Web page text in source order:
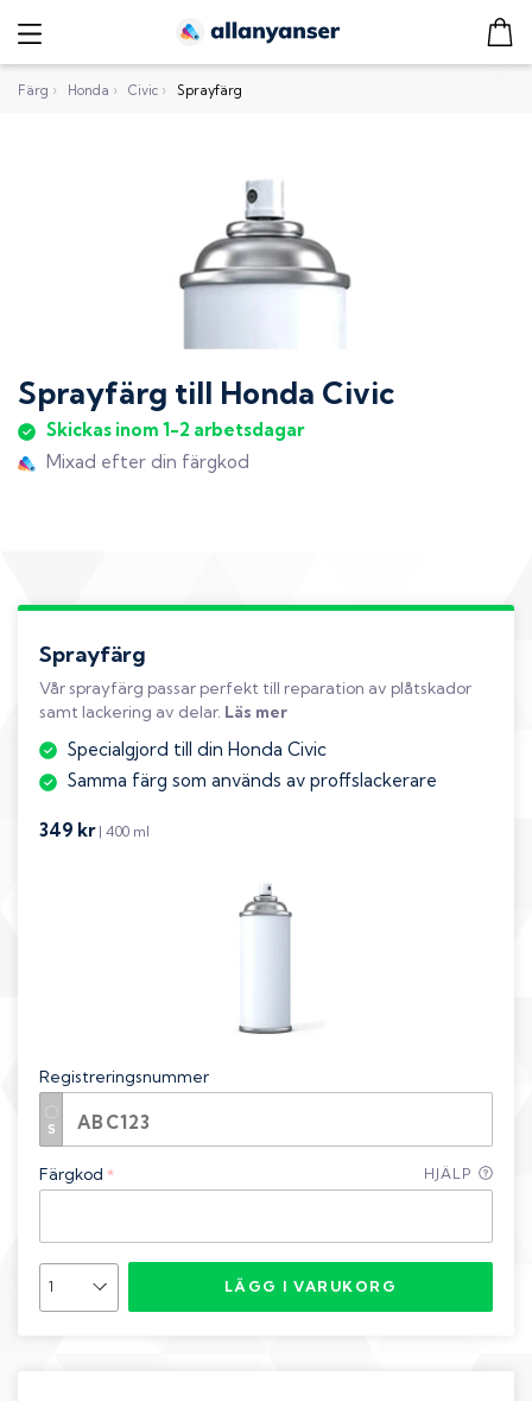
Färg › Honda › Civic › Sprayfärg
Sprayfärg till Honda Civic
Skickas inom 1-2 arbetsdagar
Mixad efter din färgkod
Sprayfärg
Vår sprayfärg passar perfekt till reparation av plåtskador
samt lackering av delar. Läs mer
Specialgjord till din Honda Civic
Samma färg som används av proffslackerare
349 kr| 400 ml
Registreringsnummer
Färgkod * HJÄLP
LÄGG I VARUKORG